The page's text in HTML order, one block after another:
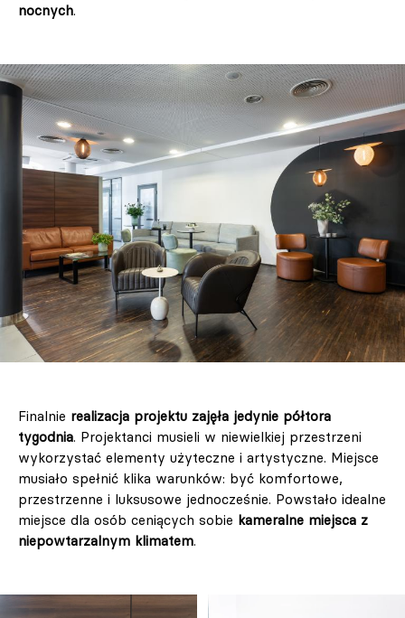
nocnych.
Finalnie realizacja projektu zajęła jedynie półtora
tygodnia. Projektanci musieli w niewielkiej przestrzeni
wykorzystać elementy użyteczne i artystyczne. Miejsce
musiało spełnić klika warunków: być komfortowe,
przestrzenne i luksusowe jednocześnie. Powstało idealne
miejsce dla osób ceniących sobie kameralne miejsca z
niepowtarzalnym klimatem.